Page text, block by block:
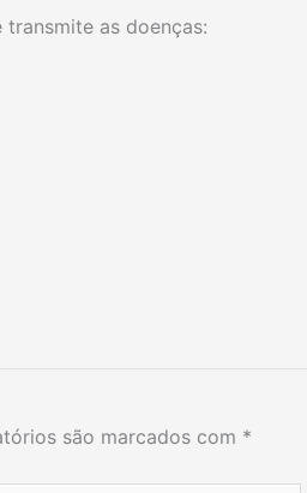
as doenças:
são marcados com *